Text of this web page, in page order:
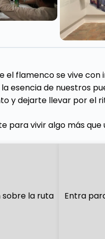
el flamenco se vive
esencia de nuestros
y dejarte llevar por el
para vivir algo más
la ruta
Entra